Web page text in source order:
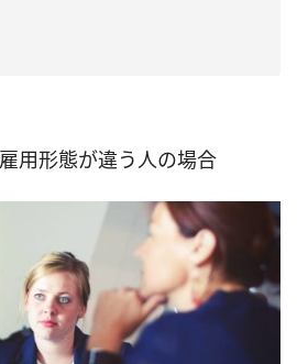
用形態が違う人の場合